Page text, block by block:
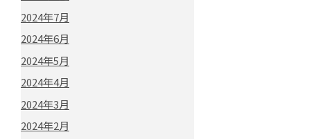
2024年7月
2024年6月
2024年5月
2024年4月
2024年3月
2024年2月